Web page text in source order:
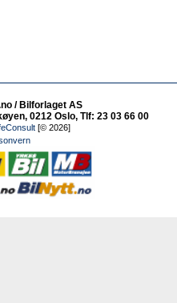
/ Bilforlaget AS
0212 Oslo, Tlf: 23 03 66 00
[© 2026]